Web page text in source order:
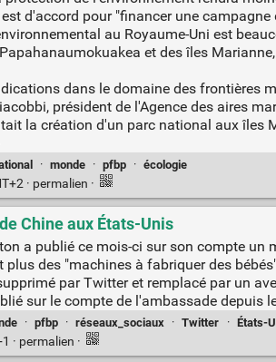
d'accord pour "financer une
au Royaume-Uni est
et des îles
dans le domaine des
président de l'Agence des aires
la création d'un parc national aux îles
· monde · pfbp · écologie
· permalien ·
Chine aux États-Unis
a publié ce mois-ci sur son compte
des "machines à fabriquer des
par Twitter et remplacé par un
sur le compte de l'ambassade depuis
· pfbp · réseaux_sociaux · Twitter · États-
· permalien ·